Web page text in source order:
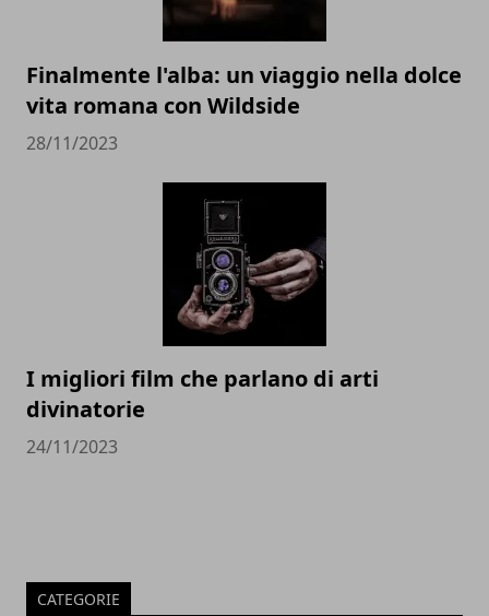
Finalmente l'alba: un viaggio nella dolce
vita romana con Wildside
28/11/2023
I migliori film che parlano di arti
divinatorie
24/11/2023
CATEGORIE